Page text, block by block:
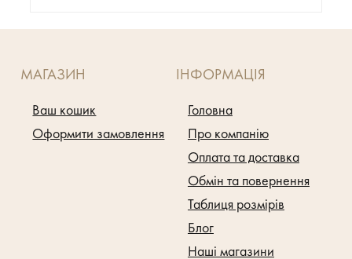
МАГАЗИН
Ваш кошик
Оформити замовлення
ІНФОРМАЦІЯ
Головна
Про компанію
Оплата та доставка
Обмін та повернення
Таблиця розмірів
Блог
Наші магазини